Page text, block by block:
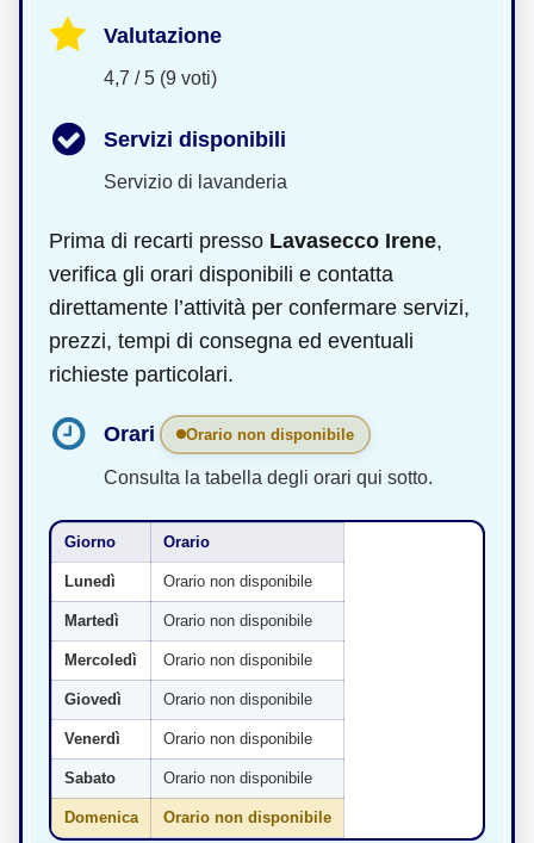
Valutazione
4,7 / 5 (9 voti)
Servizi disponibili
Servizio di lavanderia
Prima di recarti presso Lavasecco Irene,
verifica gli orari disponibili e contatta
direttamente l’attività per confermare servizi,
prezzi, tempi di consegna ed eventuali
richieste particolari.
Orari Orario non disponibile
Consulta la tabella degli orari qui sotto.
Giorno Orario
Lunedì Orario non disponibile
Martedì Orario non disponibile
Mercoledì Orario non disponibile
Giovedì Orario non disponibile
Venerdì Orario non disponibile
Sabato Orario non disponibile
Domenica Orario non disponibile